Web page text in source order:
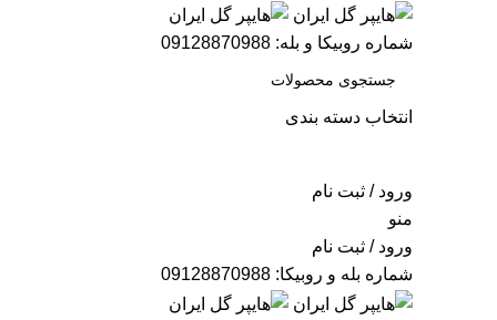
شماره روبیکا و بله: 09128870988
انتخاب دسته بندی
ورود / ثبت نام
منو
ورود / ثبت نام
شماره بله و روبیکا: 09128870988